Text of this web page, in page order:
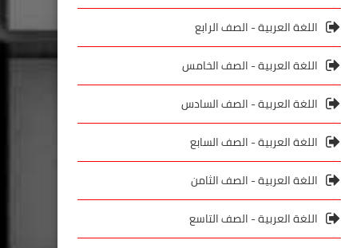
اللغة العربية - الصف الرابع
اللغة العربية - الصف الخامس
اللغة العربية - الصف السادس
اللغة العربية - الصف السابع
اللغة العربية - الصف الثامن
اللغة العربية - الصف التاسع